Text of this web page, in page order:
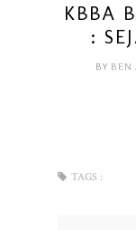
KBBA
:
BY BEN
TAGS :